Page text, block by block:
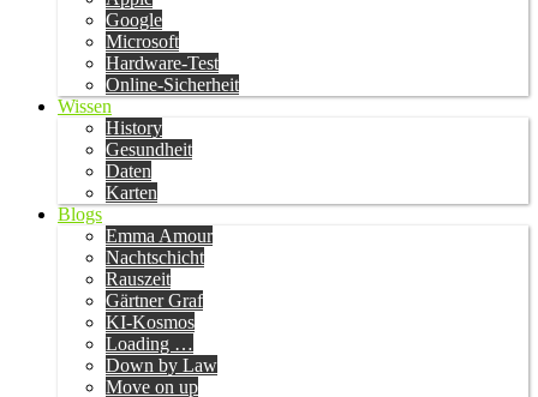
Google
Microsoft
Hardware-Test
Online-Sicherheit
Wissen
History
Gesundheit
Daten
Karten
Blogs
Emma Amour
Nachtschicht
Rauszeit
Gärtner Graf
KI-Kosmos
Loading …
Down by Law
Move on up